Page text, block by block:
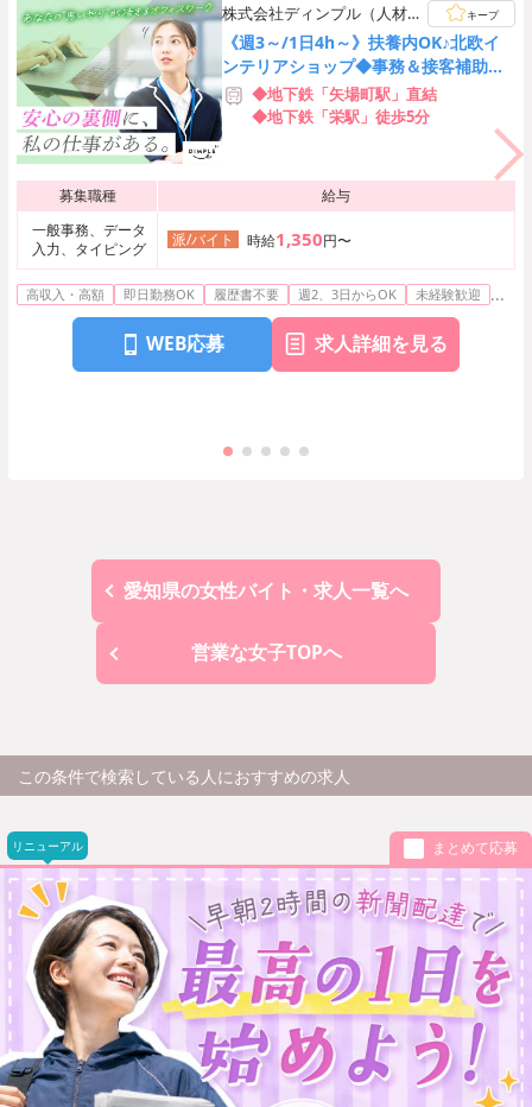
株式会社ディンプル（人材サ
ービス会社）
キープ
《週3～/1日4h～》扶養内OK♪北欧イ
ンテリアショップ◆事務＆接客補助＠
松坂屋◆地下鉄「矢場町駅」直結
◆地下鉄「栄駅」徒歩5分
募集職種
給与
一般事務、データ
入力、タイピング
派/バイト 時給1,350円〜
高収入・高額 即日勤務OK 履歴書不要 週2、3日からOK 未経験歓迎 ...
WEB応募 求人詳細を見る
愛知県の女性バイト・求人一覧へ
営業な女子TOPへ
この条件で検索している人におすすめの求人
リニューアル まとめて応募